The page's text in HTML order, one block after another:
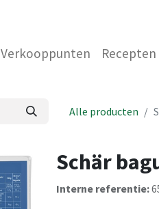
Verkooppunten Recepten
Alle producten
Schär
Interne referentie: